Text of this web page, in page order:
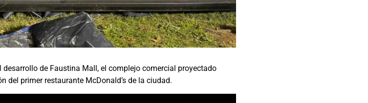
de Faustina Mall, el complejo comercial proyectado
del primer restaurante McDonald’s de la ciudad.